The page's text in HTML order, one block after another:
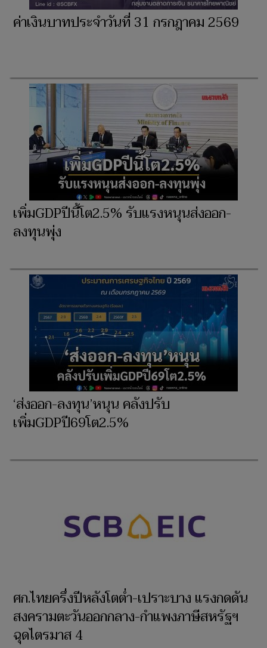
ค่าเงินบาทประจำวันที่ 31 กรกฎาคม 2569
เพิ่มGDPปีนี้โต2.5% รับแรงหนุนส่งออก-
ลงทุนพุ่ง
‘ส่งออก-ลงทุน’หนุน คลังปรับ
เพิ่มGDPปี69โต2.5%
ศก.ไทยครึ่งปีหลังโตต่ำ-เปราะบาง แรงกดดัน
สงครามตะวันออกกลาง-กำแพงภาษีสหรัฐฯ
ฉุดไตรมาส 4